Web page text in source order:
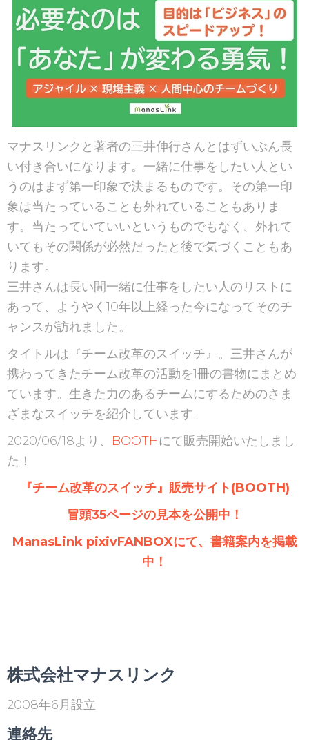
マナスリンクと著者の三井伸行さんとはずいぶん長
い付き合いになります。一緒に仕事をしたい人とい
うのはまず第一印象で決まるものです。その第一印
象は当たっていることも外れていることもありま
す。当たっていていいというものでもなく、外れて
いてもその関係が必然だったと後で気づくこともあ
ります。
三井さんは長い間一緒に仕事をしたい人のリストに
あって、ようやく10年以上経った今になってそのチ
ャンスが訪れました。
タイトルは『チーム改革のスイッチ』。三井さんが
携わってきたチーム改革の活動を1冊の書物にまとめ
ています。生きた力のあるチームにするためのさま
ざまなスイッチを紹介しています。
2020/06/18より、 BOOTHにて販売開始いたしまし
た！
『チーム改革のスイッチ』販売サイト(BOOTH)
冒頭35ページの見本を公開中！
ManasLink pixivFANBOXにて、書籍案内を掲載
中！
株式会社マナスリンク
2008年6月設立
連絡先